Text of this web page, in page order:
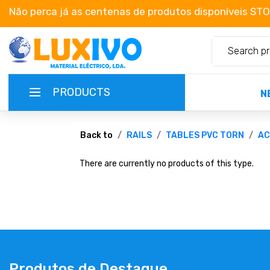
Não perca já as centenas de produtos disponíveis
PRODUCTS
NEW-PRODUCTS
TERMS OF SERVICE
CAMPAIGNS
Back to RAILS TABLES PVC TORN
There are currently no products of this type.